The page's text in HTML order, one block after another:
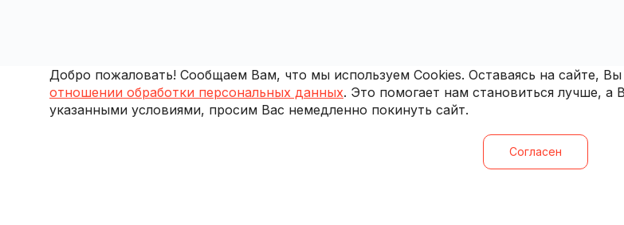
Добро пожаловать! Сообщаем Вам, что мы используем Cookies. Оставаясь на сайте, Вы
отношении обработки персональных данных. Это помогает нам становиться лучше, а
указанными условиями, просим Вас немедленно покинуть сайт.
Согласен